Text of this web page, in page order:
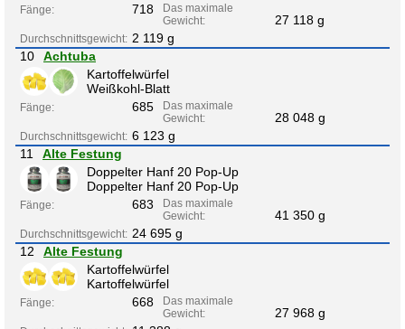
Fänge: 718
Das maximale
Gewicht:
27 118 g
Durchschnittsgewicht: 2 119 g
10
Achtuba
Kartoffelwürfel
Weißkohl-Blatt
Fänge: 685
Das maximale
Gewicht:
28 048 g
Durchschnittsgewicht: 6 123 g
11
Alte Festung
Doppelter Hanf 20 Pop-Up
Doppelter Hanf 20 Pop-Up
Fänge: 683
Das maximale
Gewicht:
41 350 g
Durchschnittsgewicht: 24 695 g
12
Alte Festung
Kartoffelwürfel
Kartoffelwürfel
Fänge: 668
Das maximale
Gewicht:
27 968 g